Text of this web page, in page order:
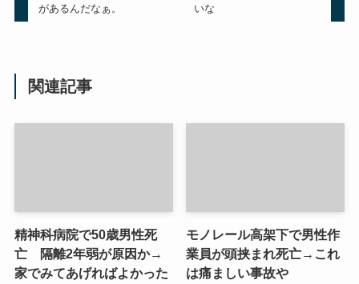
があるんだなぁ。
いな
関連記事
精神科病院で50歳男性死
亡 隔離2年弱が原因か→
家でみてあげればよかった
モノレール高架下で男性作
業員が頭挟まれ死亡→これ
は痛ましい事故や